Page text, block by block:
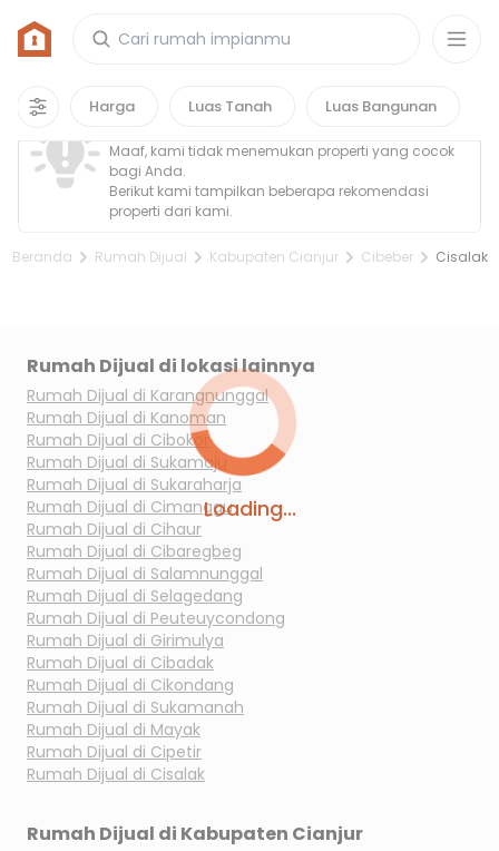
Harga Luas Tanah Luas Bangunan
Loading...
Rumah di Cisalak, Kabupaten Cianjur
0properti
Property Tidak Ditemukan
Maaf, kami tidak menemukan properti yang cocok
bagi Anda.
Berikut kami tampilkan beberapa rekomendasi
properti dari kami.
Beranda Rumah Dijual Kabupaten Cianjur Cibeber Cisalak
Rumah Dijual di lokasi lainnya
Rumah Dijual di Karangnunggal
Rumah Dijual di Kanoman
Rumah Dijual di Cibokor
Rumah Dijual di Sukamaju
Rumah Dijual di Sukaraharja
Rumah Dijual di Cimanggu
Rumah Dijual di Cihaur
Rumah Dijual di Cibaregbeg
Rumah Dijual di Salamnunggal
Rumah Dijual di Selagedang
Rumah Dijual di Peuteuycondong
Rumah Dijual di Girimulya
Rumah Dijual di Cibadak
Rumah Dijual di Cikondang
Rumah Dijual di Sukamanah
Rumah Dijual di Mayak
Rumah Dijual di Cipetir
Rumah Dijual di Cisalak
Rumah Dijual di Kabupaten Cianjur